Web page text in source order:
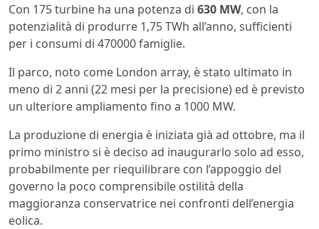
Con 175 turbine ha una potenza di 630 MW, con la
potenzialità di produrre 1,75 TWh all’anno, sufficienti
per i consumi di 470000 famiglie.
Il parco, noto come London array, è stato ultimato in
meno di 2 anni (22 mesi per la precisione) ed è previsto
un ulteriore ampliamento fino a 1000 MW.
La produzione di energia è iniziata già ad ottobre, ma il
primo ministro si è deciso ad inaugurarlo solo ad esso,
probabilmente per riequilibrare con l’appoggio del
governo la poco comprensibile ostilità della
maggioranza conservatrice nei confronti dell’energia
eolica.